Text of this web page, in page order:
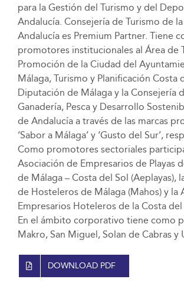
para la Gestión del Turismo y del
Andalucía. Consejería de Turismo de
Andalucía es Premium Partner. Tiene
promotores institucionales al Área de
Promoción de la Ciudad del
Málaga, Turismo y Planificación Costa
Diputación de Málaga y la Consejería
Ganadería, Pesca y Desarrollo
de Andalucía a través de las marcas
‘Sabor a Málaga’ y ‘Gusto del Sur’,
Como promotores sectoriales
Asociación de Empresarios de Playas
de Málaga – Costa del Sol (Aeplayas),
de Hosteleros de Málaga (Mahos) y la
Empresarios Hoteleros de la Costa del
En el ámbito corporativo tiene como
Makro, San Miguel, Solan de Cabras y
DOWNLOAD PDF